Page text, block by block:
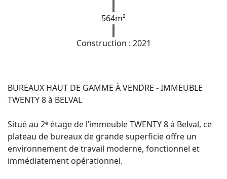
564m²
Construction : 2021
BUREAUX HAUT DE GAMME À VENDRE - IMMEUBLE
TWENTY 8 à BELVAL
Situé au 2ᵉ étage de l’immeuble TWENTY 8 à Belval, ce
plateau de bureaux de grande superficie offre un
environnement de travail moderne, fonctionnel et
immédiatement opérationnel.